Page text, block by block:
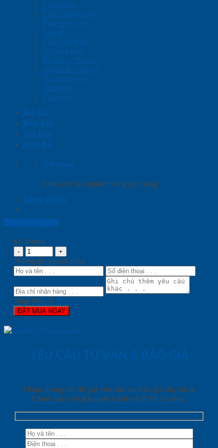
Cửa nhựa
Cửa chống cháy
Phụ kiện cửa
Sàn gỗ
Cầu thang gỗ
Giường ngủ
Kệ bếp – Tủ bếp
Nội thất trang trí
Ốp tường gỗ
Vách gỗ
Cửa kính
Dự Án
Báo Giá
Tin Tức
Liên hệ
Giỏ hàng
Chưa có sản phẩm trong giỏ hàng.
Đăng nhập
Số lượng:
Thông tin người mua
Tổng tiền: 0
ĐẶT MUA NGAY
YÊU CẦU TƯ VẤN & BÁO GIÁ
Nhập thông tin để gửi yêu cầu tải báo giá đầy đủ &
Chính sách về giá cạnh tranh nhất thị trường!